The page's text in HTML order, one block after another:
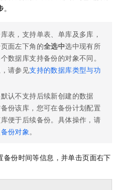
。
表，支持单表、单库及多库，
面左下角的全选中选中现有所
数据库支持备份的对象不同。
请参见支持的数据库类型与功
认不支持后续新创建的数据
份该库，您可在备份计划配置
便于后续备份。具体操作，请
份对象。
备份时间等信息，并单击页面右下